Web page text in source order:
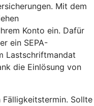
Mit dem
Konto ein. Dafür
ein SEPA-
Lastschriftmandat
die Einlösung von
Fälligkeitstermin. Sollte